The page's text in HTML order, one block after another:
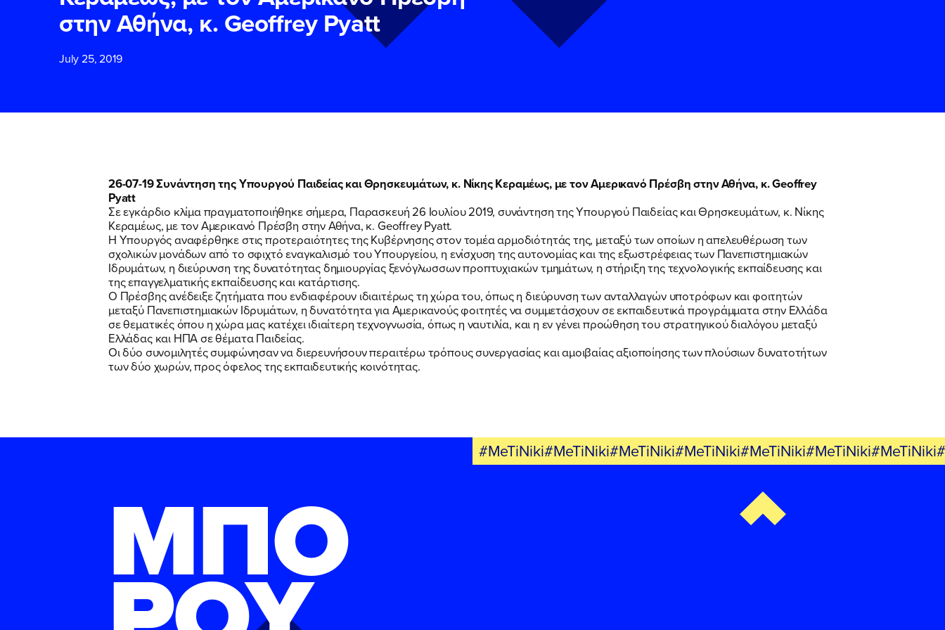
ΕΡΓΟ
ΕΚΔΗΛΩΣΕΙΣ
ΝΕΑ
ΕΛΑ ΚΙ ΕΣΥ
LN VB TIKTOK
στην Αθήνα, κ. Geoffrey Pyatt
July 25, 2019
26-07-19 Συνάντηση της Υπουργού Παιδείας και Θρησκευμάτων, κ. Νίκης Κεραμέως, με τον Αμερικανό Πρέσβη στην Αθήνα, κ. Geoffrey
Pyatt
Σε εγκάρδιο κλίμα πραγματοποιήθηκε σήμερα, Παρασκευή 26 Ιουλίου 2019, συνάντηση της Υπουργού Παιδείας και Θρησκευμάτων, κ. Νίκης
Κεραμέως, με τον Αμερικανό Πρέσβη στην Αθήνα, κ. Geoffrey Pyatt.
Η Υπουργός αναφέρθηκε στις προτεραιότητες της Κυβέρνησης στον τομέα αρμοδιότητάς της, μεταξύ των οποίων η απελευθέρωση των
σχολικών μονάδων από το σφιχτό εναγκαλισμό του Υπουργείου, η ενίσχυση της αυτονομίας και της εξωστρέφειας των Πανεπιστημιακών
Ιδρυμάτων, η διεύρυνση της δυνατότητας δημιουργίας ξενόγλωσσων προπτυχιακών τμημάτων, η στήριξη της τεχνολογικής εκπαίδευσης και
της επαγγελματικής εκπαίδευσης και κατάρτισης.
Ο Πρέσβης ανέδειξε ζητήματα που ενδιαφέρουν ιδιαιτέρως τη χώρα του, όπως η διεύρυνση των ανταλλαγών υποτρόφων και φοιτητών
μεταξύ Πανεπιστημιακών Ιδρυμάτων, η δυνατότητα για Αμερικανούς φοιτητές να συμμετάσχουν σε εκπαιδευτικά προγράμματα στην Ελλάδα
σε θεματικές όπου η χώρα μας κατέχει ιδιαίτερη τεχνογνωσία, όπως η ναυτιλία, και η εν γένει προώθηση του στρατηγικού διαλόγου μεταξύ
Ελλάδας και ΗΠΑ σε θέματα Παιδείας.
Οι δύο συνομιλητές συμφώνησαν να διερευνήσουν περαιτέρω τρόπους συνεργασίας και αμοιβαίας αξιοποίησης των πλούσιων δυνατοτήτων
των δύο χωρών, προς όφελος της εκπαιδευτικής κοινότητας.
ΜΠΟ
Αποδέχομαι τηνΠολιτική Προστασίας Προσωπικών Δεδομένωνκαι τους τουςΌρους Χρήσηςτου
δικτυακού τόπου του Πολιτικού Γραφείου της Βουλευτού Νίκης Κεραμέως
ΥΠΟΒΟΛΗ
Αποδέχομαι τηνΠολιτική Προστασίας Προσωπικών Δεδομένωνκαι τους τουςΌρους Χρήσηςτου
δικτυακού τόπου του Πολιτικού Γραφείου της Βουλευτού Νίκης Κεραμέως
ΥΠΟΒΟΛΗ